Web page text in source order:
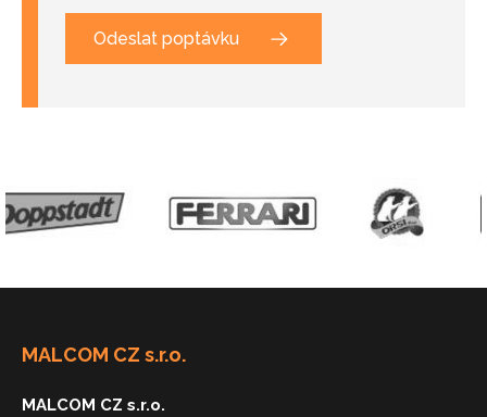
Odeslat poptávku
MALCOM CZ s.r.o.
MALCOM CZ s.r.o.